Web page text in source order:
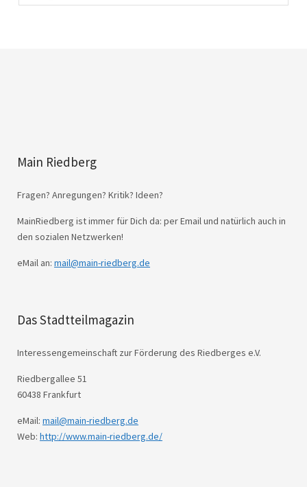
Main Riedberg
Fragen? Anregungen? Kritik? Ideen?
MainRiedberg ist immer für Dich da: per Email und natürlich auch in
den sozialen Netzwerken!
eMail an: mail@main-riedberg.de
Das Stadtteilmagazin
Interessengemeinschaft zur Förderung des Riedberges e.V.
Riedbergallee 51
60438 Frankfurt
eMail: mail@main-riedberg.de
Web: http://www.main-riedberg.de/